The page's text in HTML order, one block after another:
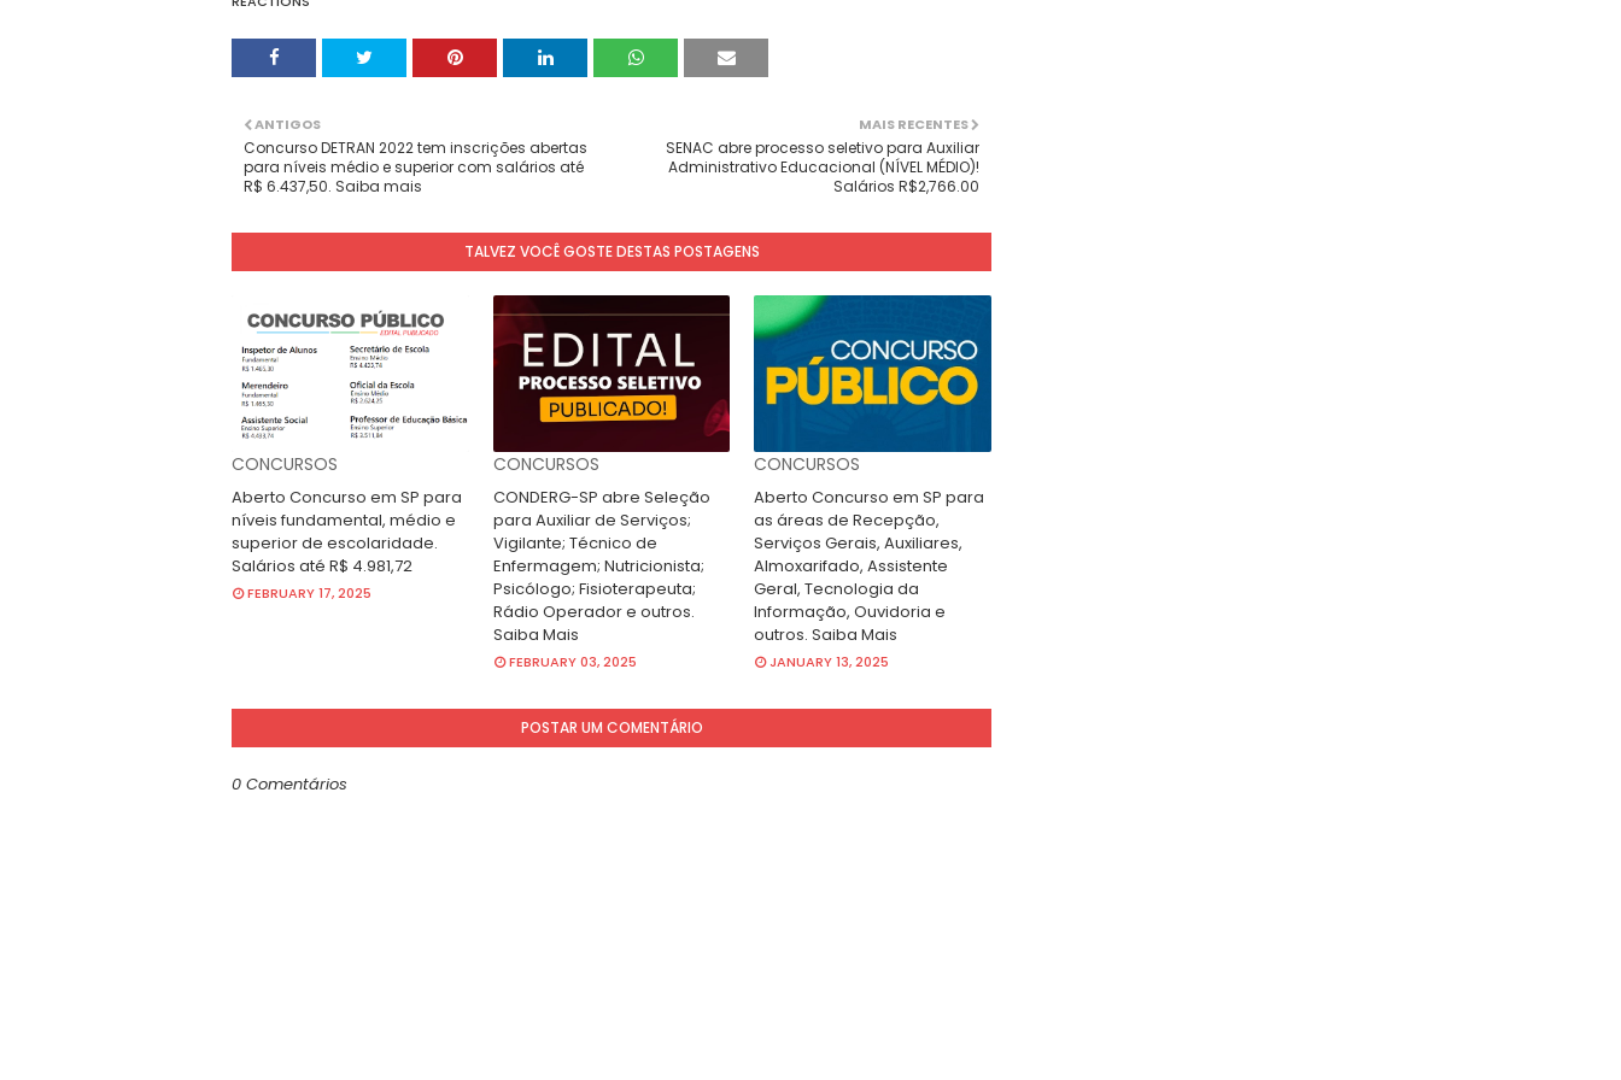
MAIS RECENTES
SENAC abre processo seletivo para Auxiliar
Administrativo Educacional (NÍVEL MÉDIO)!
Salários R$2,766.00
ANTIGOS
Concurso DETRAN 2022 tem inscrições abertas
para níveis médio e superior com salários até
R$ 6.437,50. Saiba mais
TALVEZ VOCÊ GOSTE DESTAS POSTAGENS
CONCURSOS
Aberto Concurso em SP para
níveis fundamental, médio e
superior de escolaridade.
Salários até R$ 4.981,72
FEBRUARY 17, 2025
CONCURSOS
CONDERG-SP abre Seleção
para Auxiliar de Serviços;
Vigilante; Técnico de
Enfermagem; Nutricionista;
Psicólogo; Fisioterapeuta;
Rádio Operador e outros.
Saiba Mais
FEBRUARY 03, 2025
CONCURSOS
Aberto Concurso em SP para
as áreas de Recepção,
Serviços Gerais, Auxiliares,
Almoxarifado, Assistente
Geral, Tecnologia da
Informação, Ouvidoria e
outros. Saiba Mais
JANUARY 13, 2025
POSTAR UM COMENTÁRIO
0 Comentários